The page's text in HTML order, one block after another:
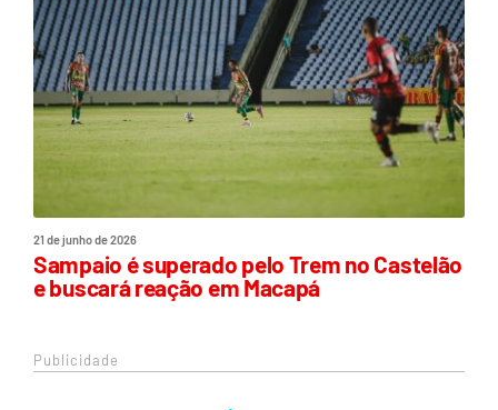
21 de junho de 2026
Sampaio é superado pelo Trem no Castelão
e buscará reação em Macapá
Publicidade